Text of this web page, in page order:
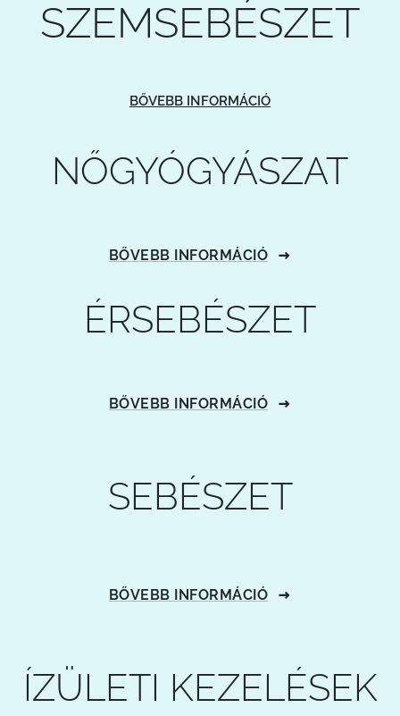
SZEMSEBÉSZET
BŐVEBB INFORMÁCIÓ
NŐGYÓGYÁSZAT
BŐVEBB INFORMÁCIÓ
ÉRSEBÉSZET
BŐVEBB INFORMÁCIÓ
SEBÉSZET
BŐVEBB INFORMÁCIÓ
ÍZÜLETI KEZELÉSEK